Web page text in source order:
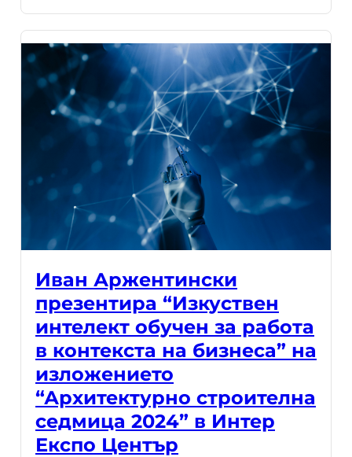
Иван Аржентински
презентира “Изкуствен
интелект обучен за работа
в контекста на бизнеса” на
изложението
“Архитектурно строителна
седмица 2024” в Интер
Експо Център